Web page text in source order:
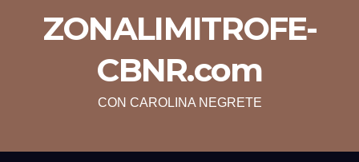
ZONALIMITROFE-
CBNR.com
CON CAROLINA NEGRETE